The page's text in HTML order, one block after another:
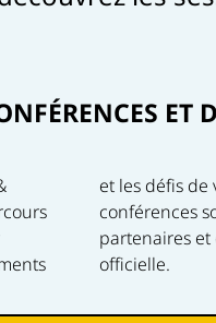
ET
nos
officielle.